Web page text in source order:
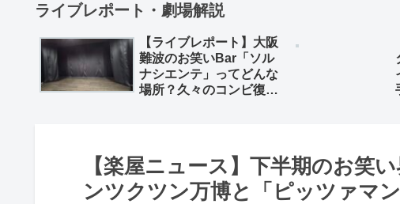
ライブレポート・劇場解説
【ライブレポート】大阪
難波のお笑いBar「ソル
ナシエンテ」ってどんな
場所？久々のコンビ復活
【楽屋ニュース】下半期のお笑
ンツクツン万博と「ピッツァマ